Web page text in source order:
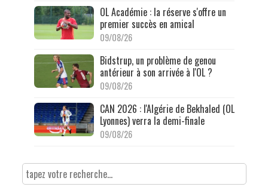
OL Académie : la réserve s'offre un
premier succès en amical
09/08/26
Bidstrup, un problème de genou
antérieur à son arrivée à l'OL ?
09/08/26
CAN 2026 : l'Algérie de Bekhaled (OL
Lyonnes) verra la demi-finale
09/08/26